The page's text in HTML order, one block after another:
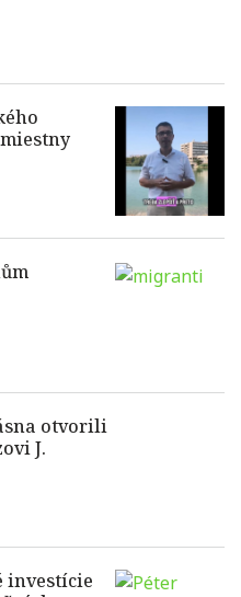
otvorili
J.
investície